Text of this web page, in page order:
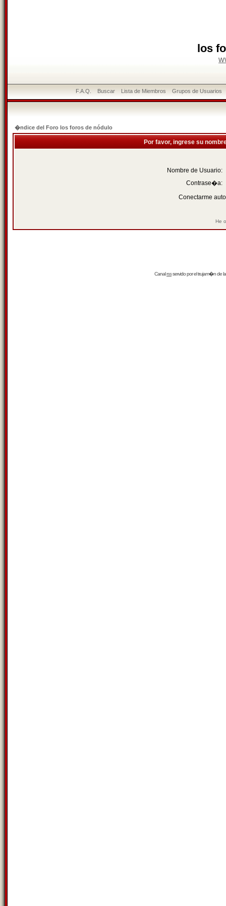
los
F.A.Q. Buscar Lista de Miembros Grupos de Usuarios
�ndice del Foro los foros de nódulo
Por favor, ingrese su
Nombre de Usuario:
Contrase�a:
Conectarme
He
Canalrssservido por eltrujam�nde